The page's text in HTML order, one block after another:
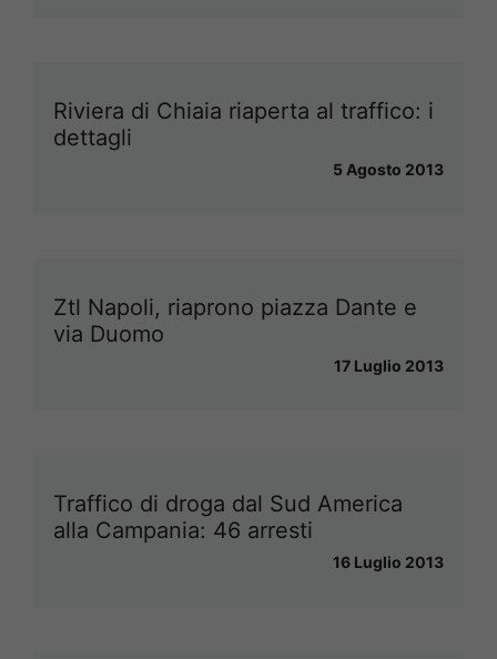
Riviera di Chiaia riaperta al traffico: i
dettagli
5 Agosto 2013
Ztl Napoli, riaprono piazza Dante e
via Duomo
17 Luglio 2013
Traffico di droga dal Sud America
alla Campania: 46 arresti
16 Luglio 2013